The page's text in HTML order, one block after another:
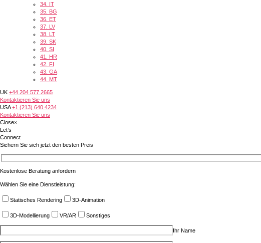
34. IT
35. BG
36. ET
37. LV
38. LT
39. SK
40. SI
41. HR
42. FI
43. GA
44. MT
UK +44 204 577 2665
Kontaktieren Sie uns
USA +1 (213) 640 4234
Kontaktieren Sie uns
Close×
Let’s
Connect
Sichern Sie sich jetzt den besten Preis
Kostenlose Beratung anfordern
Wählen Sie eine Dienstleistung:
Statisches Rendering 3D-Animation
3D-Modellierung VR/AR Sonstiges
Ihr Name